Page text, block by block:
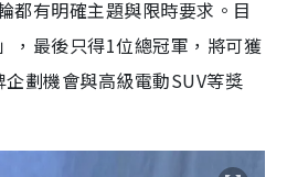
都有明確主題與限時要求。目
，最後只得1位總冠軍，將可獲
劃機會與高級電動SUV等獎